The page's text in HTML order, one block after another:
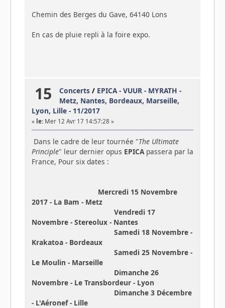
Chemin des Berges du Gave, 64140 Lons
En cas de pluie repli à la foire expo.
15 Concerts / EPICA - VUUR - MYRATH -
Metz, Nantes, Bordeaux, Marseille,
Lyon, Lille - 11/2017
« le:Mer 12 Avr 17 14:57:28 »
Dans le cadre de leur tournée "The Ultimate
Principle" leur dernier opus EPICApassera par la
France, Pour six dates :
Mercredi 15 Novembre
2017 - La Bam - Metz
Vendredi 17
Novembre - Stereolux - Nantes
Samedi 18 Novembre -
Krakatoa - Bordeaux
Samedi 25 Novembre -
Le Moulin - Marseille
Dimanche 26
Novembre - Le Transbordeur - Lyon
Dimanche 3 Décembre
- L'Aéronef - Lille